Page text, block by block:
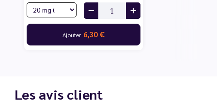
Ajouter 6,30 €
Les avis client